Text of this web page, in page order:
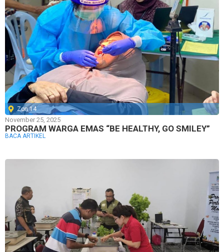
Zon 14
November 25, 2025
PROGRAM WARGA EMAS “BE HEALTHY, GO SMILEY”
BACA ARTIKEL